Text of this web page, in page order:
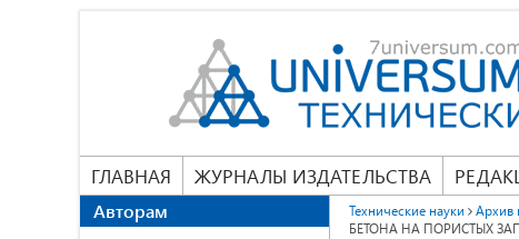
ГЛАВНАЯ ЖУРНАЛЫ ИЗДАТЕЛЬСТВА
Технические науки Архив
БЕТОНА НА ПОРИСТЫХ
Авторам